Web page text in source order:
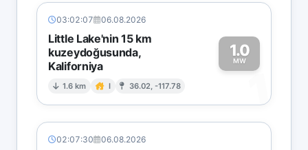
03:02:07 06.08.2026
Little Lake'nin 15 km
kuzeydoğusunda,
Kaliforniya
1.6 km I 36.02, -117.78
1.0
MW
1
02:07:30 06.08.2026